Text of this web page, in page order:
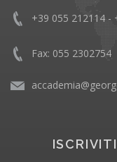
+39 055 212114 -
Fax: 055 2302754